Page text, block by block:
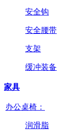
安全钩
安全腰带
支架
缓冲装备
家具
办公桌椅：
润滑脂